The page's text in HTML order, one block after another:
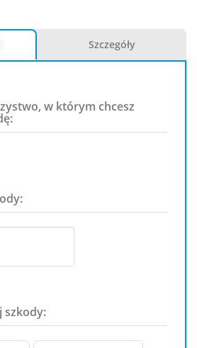
Szczegóły
w którym chcesz
szkody: